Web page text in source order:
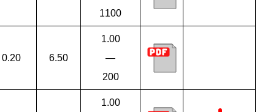
1100
0.20
6.50
1.00
—
200
1.00